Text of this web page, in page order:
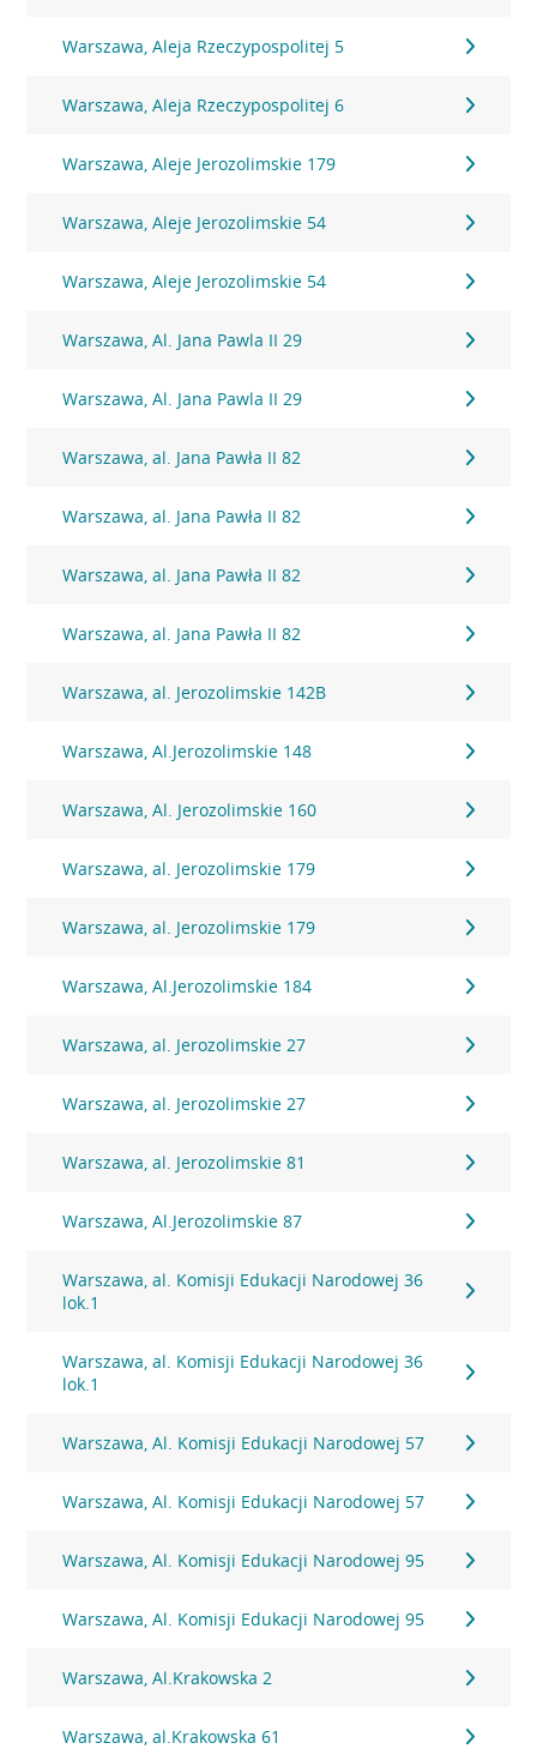
Warszawa, Aleja Rzeczypospolitej 5
Warszawa, Aleja Rzeczypospolitej 6
Warszawa, Aleje Jerozolimskie 179
Warszawa, Aleje Jerozolimskie 54
Warszawa, Aleje Jerozolimskie 54
Warszawa, Al. Jana Pawla II 29
Warszawa, Al. Jana Pawla II 29
Warszawa, al. Jana Pawła II 82
Warszawa, al. Jana Pawła II 82
Warszawa, al. Jana Pawła II 82
Warszawa, al. Jana Pawła II 82
Warszawa, al. Jerozolimskie 142B
Warszawa, Al.Jerozolimskie 148
Warszawa, Al. Jerozolimskie 160
Warszawa, al. Jerozolimskie 179
Warszawa, al. Jerozolimskie 179
Warszawa, Al.Jerozolimskie 184
Warszawa, al. Jerozolimskie 27
Warszawa, al. Jerozolimskie 27
Warszawa, al. Jerozolimskie 81
Warszawa, Al.Jerozolimskie 87
Warszawa, al. Komisji Edukacji Narodowej 36
lok.1
Warszawa, al. Komisji Edukacji Narodowej 36
lok.1
Warszawa, Al. Komisji Edukacji Narodowej 57
Warszawa, Al. Komisji Edukacji Narodowej 57
Warszawa, Al. Komisji Edukacji Narodowej 95
Warszawa, Al. Komisji Edukacji Narodowej 95
Warszawa, Al.Krakowska 2
Warszawa, al.Krakowska 61